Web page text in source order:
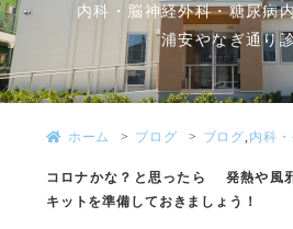
内科・脳神経外科・糖尿病
浦安やなぎ通り
ホーム ブログ ブログ, 内科
コロナかな？と思ったら 発熱や風
キットを準備しておきましょう！